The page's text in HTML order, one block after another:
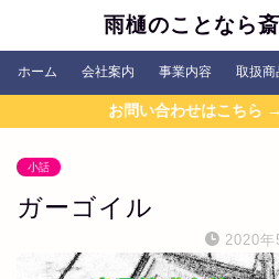
雨樋のことなら
ホーム 会社案内 事業内容 取扱商
お問い合わせはこちら
小話
ガーゴイル
2020年